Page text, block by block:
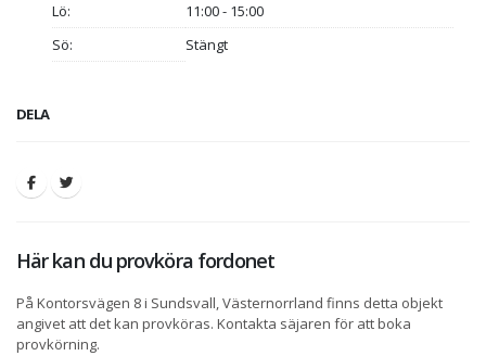
Lö:
11:00 - 15:00
Sö:
Stängt
DELA
Här kan du provköra fordonet
På Kontorsvägen 8 i Sundsvall, Västernorrland finns detta objekt
angivet att det kan provköras. Kontakta säjaren för att boka
provkörning.